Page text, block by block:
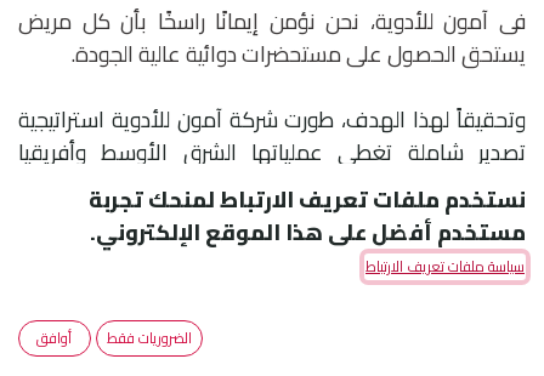
فى آمون للأدوية، نحن نؤمن إيمانًا راسخًا بأن كل مريض
يستحق الحصول على مستحضرات دوائية عالية الجودة.
وتحقيقاً لهذا الهدف، طورت شركة آمون للأدوية استراتيجية
تصدير شاملة تغطي عملياتها الشرق الأوسط وأفريقيا
والعديد من دول العالم الخارجى.
أنشات لذلك آمون للأدوية مجموعة تصدير متخصصة بالكامل
تقوم على زيادة امكانية حصول المرضى على مجموعة
واسعة من مستحضراتنا وذلك بفضل شبكة واسعة من
شركاء الأعمال في أكثر من ٢٩ دولة، وتعمل آمون للأدوية
نستخدم ملفات تعريف الارتباط لمنحك تجربة
مستخدم أفضل على هذا الموقع الإلكتروني.
سياسة ملفات تعريف الارتباط
الضروريات فقط أوافق